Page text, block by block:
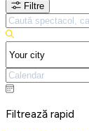
Filtre
Filtrează rapid